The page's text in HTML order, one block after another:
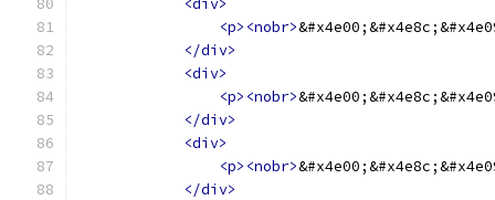
<div>
<p><nobr>
</div>
<div>
<p><nobr>
</div>
<div>
<p><nobr>
</div>